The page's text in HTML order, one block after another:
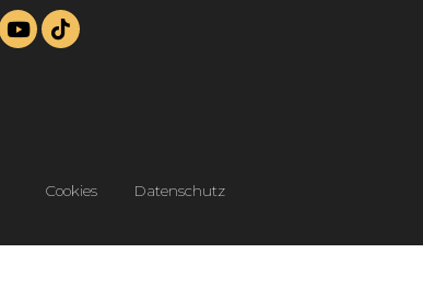
Cookies Datenschutz